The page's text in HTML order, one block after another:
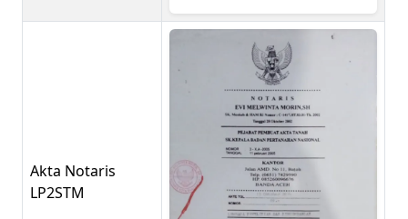
Akta Notaris
LP2STM